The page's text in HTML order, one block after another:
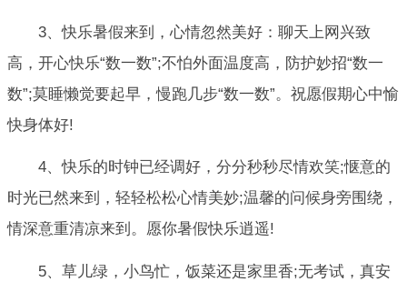
3、快乐暑假来到，心情忽然美好：聊天上网兴致
高，开心快乐“数一数”;不怕外面温度高，防护妙招“数一
数”;莫睡懒觉要起早，慢跑几步“数一数”。祝愿假期心中愉
快身体好!
4、快乐的时钟已经调好，分分秒秒尽情欢笑;惬意的
时光已然来到，轻轻松松心情美妙;温馨的问候身旁围绕，
情深意重清凉来到。愿你暑假快乐逍遥!
5、草儿绿，小鸟忙，饭菜还是家里香;无考试，真安